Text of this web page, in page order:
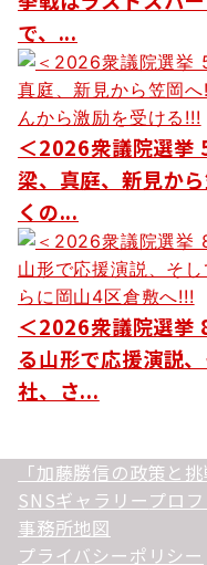
で、...
＜2026衆議院選挙
梁、真庭、新見か
くの...
＜2026衆議院選挙
る山形で応援演説
社、さ...
「加藤勝信の政策と挑
SNSギャラリープロ
事務所地図
プライバシーポリシー